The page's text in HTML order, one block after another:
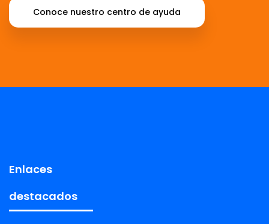
Conoce nuestro centro de ayuda
Enlaces
destacados